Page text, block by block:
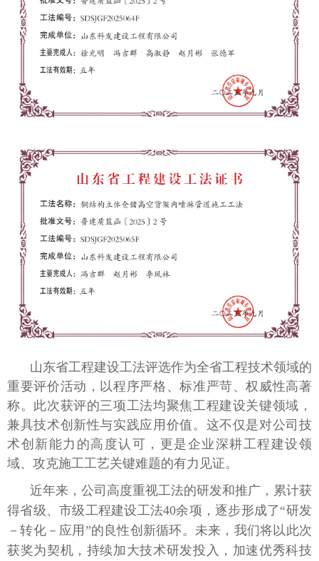
山东省工程建设工法评选作为全省工程技术领域的
重要评价活动，以程序严格、标准严苛、权威性高著
称。此次获评的三项工法均聚焦工程建设关键领域，
兼具技术创新性与实践应用价值。这不仅是对公司技
术创新能力的高度认可，更是企业深耕工程建设领
域、攻克施工工艺关键难题的有力见证。
近年来，公司高度重视工法的研发和推广，累计获
得省级、市级工程建设工法40余项，逐步形成了“研发
－转化－应用”的良性创新循环。未来，我们将以此次
获奖为契机，持续加大技术研发投入，加速优秀科技